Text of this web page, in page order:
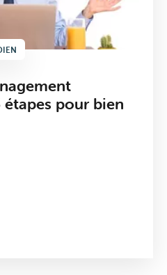
Internet
étapes pour bien